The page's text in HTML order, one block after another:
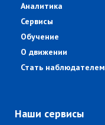
Аналитика
Сервисы
Обучение
О движении
Стать наблюдателем
Наши сервисы